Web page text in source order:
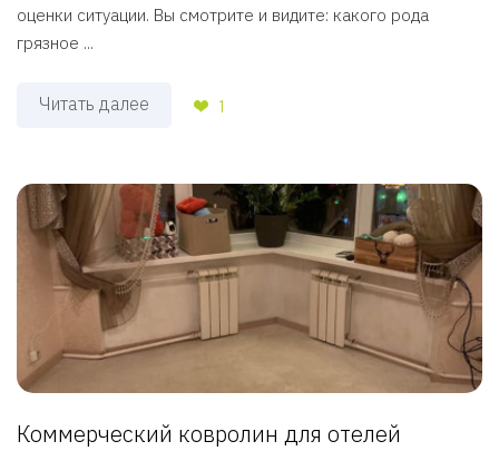
оценки ситуации. Вы смотрите и видите: какого рода
грязное ...
Читать далее 1
Коммерческий ковролин для отелей